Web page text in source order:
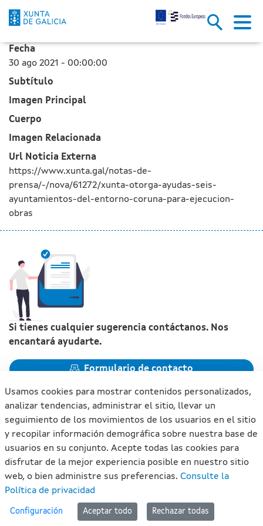
La Xunta otorga ayudas a seis
Saltar al contenido principal
Fecha
30 ago 2021 - 00:00:00
Subtítulo
Imagen Principal
Cuerpo
Imagen Relacionada
Url Noticia Externa
https://www.xunta.gal/notas-de-
prensa/-/nova/61272/xunta-otorga-ayudas-seis-
ayuntamientos-del-entorno-coruna-para-ejecucion-
obras
Si tienes cualquier sugerencia contáctanos. Nos
encantará ayudarte.
Formulario de contacto
Xunta de Galicia. Información mantenida y publicada en
internet por la Xunta de Galicia
Atención a la ciudadanía
Accesibilidad
Usamos cookies para mostrar contenidos personalizados,
analizar tendencias, administrar el sitio, llevar un
seguimiento de los movimientos de los usuarios en el sitio
y recopilar información demográfica sobre nuestra base de
usuarios en su conjunto. Acepte todas las cookies para
disfrutar de la mejor experiencia posible en nuestro sitio
web, o bien administre sus preferencias. Consulte la
Política de privacidad
Configuración Aceptar todo Rechazar todas